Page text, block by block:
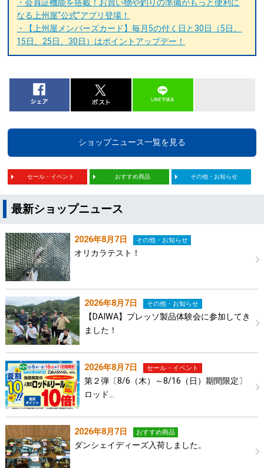
・会員証機能を搭載！お買い物や釣りの準備がもっと便利に
なる上州屋“公式”アプリ登場！
・【上州屋メンバーズカード】毎月5の付く日と30日（5日、
15日、25日、30日）はポイントアップデー！
ショップニュース一覧を見る
セール・イベント おすすめ商品 その他・お知らせ
最新ショップニュース
2026年8月7日 その他・お知らせ
オリカラテスト！
2026年8月7日 その他・お知らせ
【DAIWA】プレッソ製品体験会に参加してき
ました！
2026年8月7日 セール・イベント
第２弾〔8/6（木）～8/16（日）期間限定〕
ロッド…
2026年8月7日 おすすめ商品
ダンシェイディーズ入荷しました。